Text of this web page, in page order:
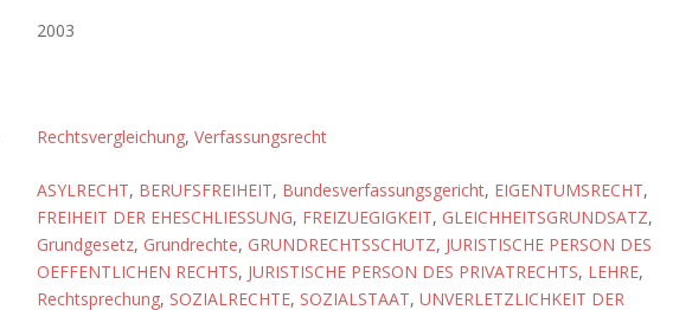
2003
Rechtsvergleichung, Verfassungsrecht
ASYLRECHT, BERUFSFREIHEIT, Bundesverfassungsgericht, EIGENTUMSRECHT,
FREIHEIT DER EHESCHLIESSUNG, FREIZUEGIGKEIT, GLEICHHEITSGRUNDSATZ,
Grundgesetz, Grundrechte, GRUNDRECHTSSCHUTZ, JURISTISCHE PERSON DES
OEFFENTLICHEN RECHTS, JURISTISCHE PERSON DES PRIVATRECHTS, LEHRE,
Rechtsprechung, SOZIALRECHTE, SOZIALSTAAT, UNVERLETZLICHKEIT DER